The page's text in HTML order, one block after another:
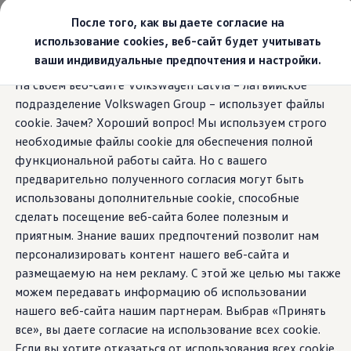
После того, как вы даете согласие на
использование cookies, веб-сайт будет учитывать
ваши индивидуальные предпочтения и настройки.
На своем веб-сайте Volkswagen Latvia – латвийское
подразделение Volkswagen Group – использует файлы
cookie. Зачем? Хороший вопрос! Мы используем строго
необходимые файлы cookie для обеспечения полной
функциональной работы сайта. Но с вашего
предварительно полученного согласия могут быть
использованы дополнительные cookie, способные
сделать посещение веб-сайта более полезным и
приятным. Знание ваших предпочтений позволит нам
персонализировать контент нашего веб-сайта и
размещаемую на нем рекламу. С этой же целью мы также
можем передавать информацию об использовании
нашего веб-сайта нашим партнерам. Выбрав «Принять
все», вы даете согласие на использование всех cookie.
Если вы хотите отказаться от использования всех cookie,
основному
содержанию
нижнему
колонтитулу
Выбери свой Volkswagen
Модельный ряд
Новый ID.Cross
Открой для себя семейство внедорожников
Предложения и услуги
Юбилейное предложение
Автомобильный онлайн-магазин Volkswagen
Обмен автомобилей
Лизинг Volkswagen
Гарантия
Бесплатная регистрация для вашего нового
Взаимодействие в сети простыми словами
VW Connect
Активация
Все службы
VW Connect для Вашего ID.
Обновления (Upgrades)
Car-Net
App-Connect
Fleet Interface Data
O Volkswagen
Получи больше
Владельцы и услуги
На начальную страницу
Выбери свой Volkswagen
Модельный ряд
28Models
Доступен гибрид Plug-in Специальное предложение